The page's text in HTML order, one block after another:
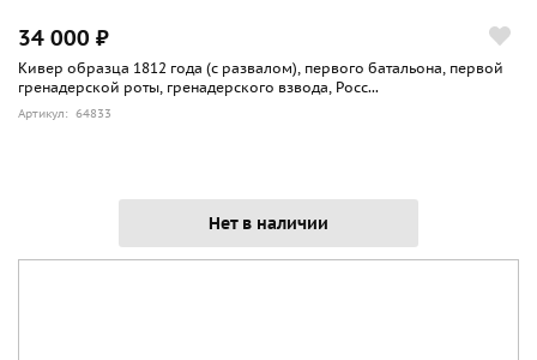
34 000 ₽
Кивер образца 1812 года (с развалом), первого батальона, первой
гренадерской роты, гренадерского взвода, Росс...
Артикул: 64833
Нет в наличии